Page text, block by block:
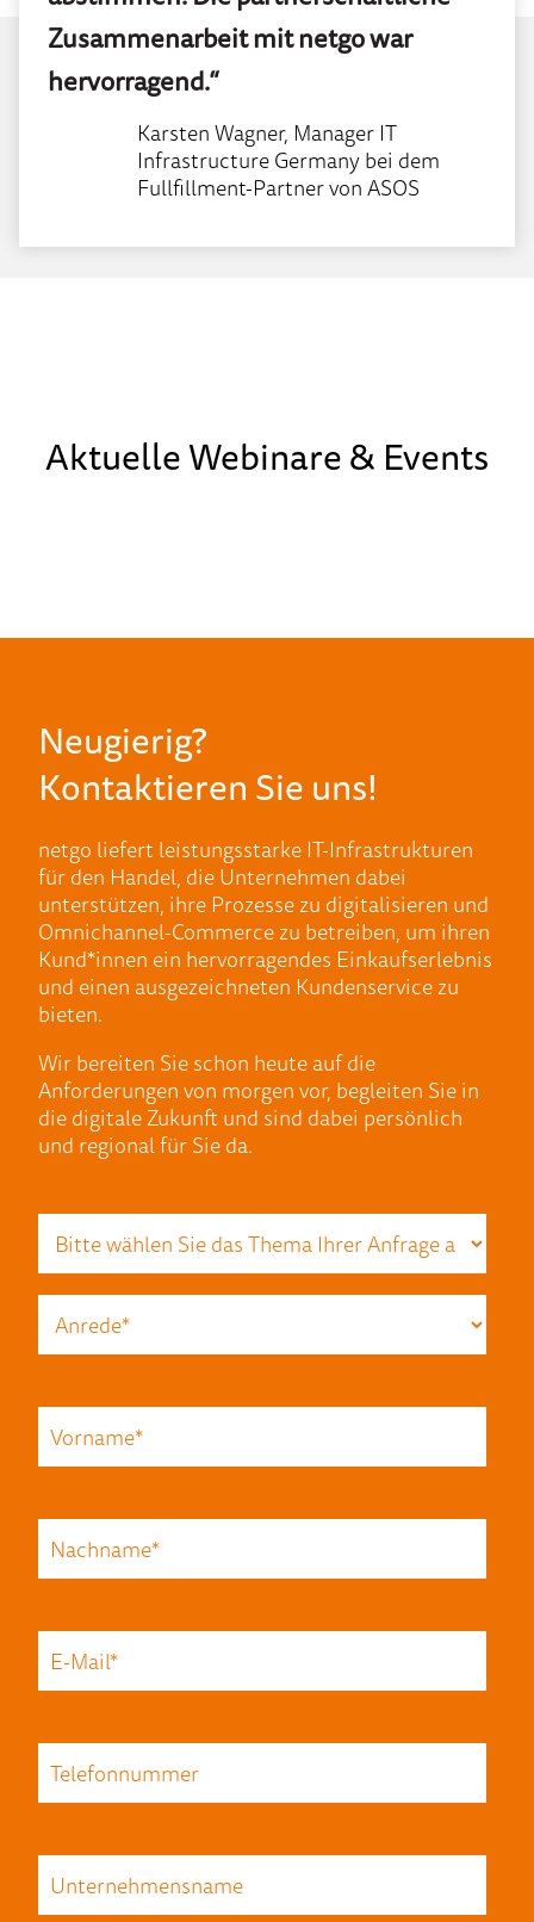
Zusammenarbeit mit netgo war
hervorragend.“
Karsten Wagner, Manager IT
Infrastructure Germany bei dem
Fullfillment-Partner von ASOS
Aktuelle Webinare & Events
Neugierig?
Kontaktieren Sie uns!
netgo liefert leistungsstarke IT-Infrastrukturen
für den Handel, die Unternehmen dabei
unterstützen, ihre Prozesse zu digitalisieren und
Omnichannel-Commerce zu betreiben, um ihren
Kund*innen ein hervorragendes Einkaufserlebnis
und einen ausgezeichneten Kundenservice zu
bieten.
Wir bereiten Sie schon heute auf die
Anforderungen von morgen vor, begleiten Sie in
die digitale Zukunft und sind dabei persönlich
und regional für Sie da.